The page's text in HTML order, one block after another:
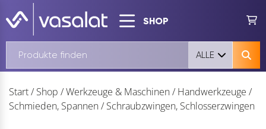
SHOP
ALLE
Start/ Shop /Werkzeuge & Maschinen/ Handwerkzeuge /
Schmieden, Spannen/ Schraubzwingen, Schlosserzwingen